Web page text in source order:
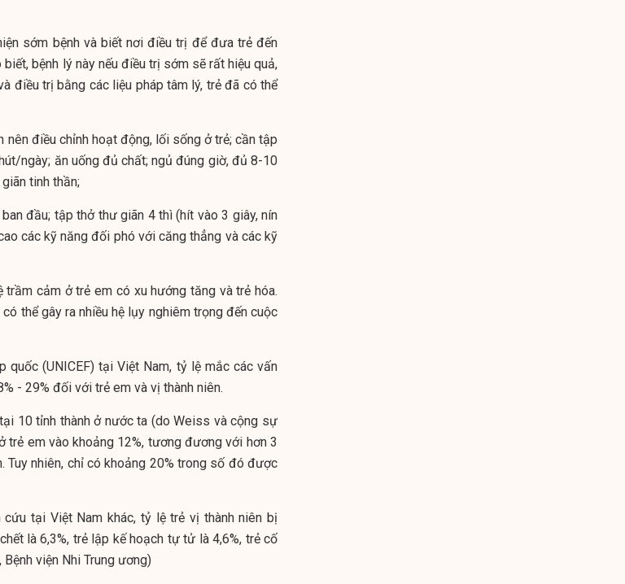
sớm bệnh và biết nơi điều trị để đưa trẻ đến
bệnh lý này nếu điều trị sớm sẽ rất hiệu quả,
điều trị bằng các liệu pháp tâm lý, trẻ đã có thể
điều chỉnh hoạt động, lối sống ở trẻ; cần tập
ngày; ăn uống đủ chất; ngủ đúng giờ, đủ 8-10
tinh thần;
đầu; tập thở thư giãn 4 thì (hít vào 3 giây, nín
các kỹ năng đối phó với căng thẳng và các kỹ
cảm ở trẻ em có xu hướng tăng và trẻ hóa.
thể gây ra nhiều hệ lụy nghiêm trọng đến cuộc
quốc (UNICEF) tại Việt Nam, tỷ lệ mắc các vấn
- 29% đối với trẻ em và vị thành niên.
10 tỉnh thành ở nước ta (do Weiss và cộng sự
em vào khoảng 12%, tương đương với hơn 3
Tuy nhiên, chỉ có khoảng 20% trong số đó được
tại Việt Nam khác, tỷ lệ trẻ vị thành niên bị
là 6,3%, trẻ lập kế hoạch tự tử là 4,6%, trẻ cố
viện Nhi Trung ương)